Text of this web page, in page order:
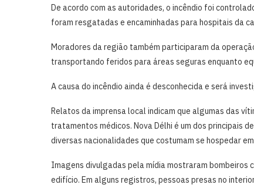
De acordo com as autoridades, o incêndio foi
foram resgatadas e encaminhadas para hospitais da
Moradores da região também participaram da
transportando feridos para áreas seguras enquanto
A causa do incêndio ainda é desconhecida e será
Relatos da imprensa local indicam que algumas das
tratamentos médicos. Nova Délhi é um dos principais
diversas nacionalidades que costumam se hospedar
Imagens divulgadas pela mídia mostraram bombeiros
edifício. Em alguns registros, pessoas presas no